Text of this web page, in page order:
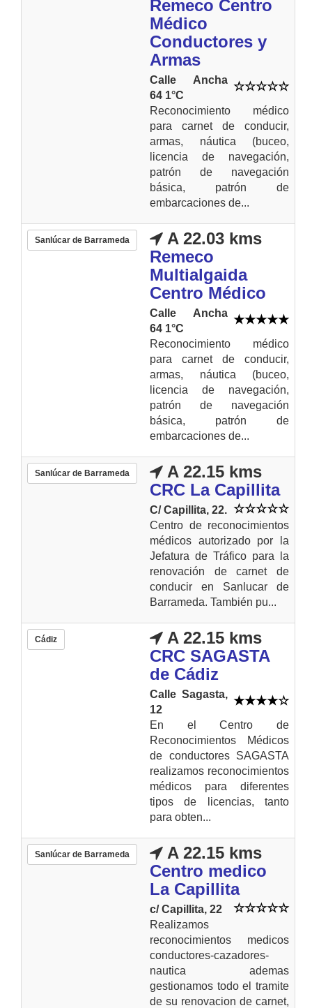
Remeco Centro
Médico
Conductores y
Armas
Calle Ancha
64 1°C
Reconocimiento médico
para carnet de conducir,
armas, náutica (buceo,
licencia de navegación,
patrón de navegación
básica, patrón de
embarcaciones de...
Sanlúcar de Barrameda
A 22.03 kms
Remeco
Multialgaida
Centro Médico
Calle Ancha
64 1°C
Reconocimiento médico
para carnet de conducir,
armas, náutica (buceo,
licencia de navegación,
patrón de navegación
básica, patrón de
embarcaciones de...
Sanlúcar de Barrameda
A 22.15 kms
CRC La Capillita
C/ Capillita, 22.
Centro de reconocimientos
médicos autorizado por la
Jefatura de Tráfico para la
renovación de carnet de
conducir en Sanlucar de
Barrameda. También pu...
Cádiz
A 22.15 kms
CRC SAGASTA
de Cádiz
Calle Sagasta,
12
En el Centro de
Reconocimientos Médicos
de conductores SAGASTA
realizamos reconocimientos
médicos para diferentes
tipos de licencias, tanto
para obten...
Sanlúcar de Barrameda
A 22.15 kms
Centro medico
La Capillita
c/ Capillita, 22
Realizamos
reconocimientos medicos
conductores-cazadores-
nautica ademas
gestionamos todo el tramite
de su renovacion de carnet,